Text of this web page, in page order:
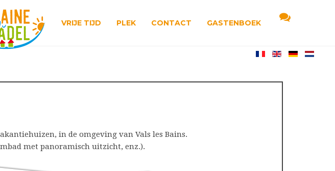
VRIJE TIJD PLEK CONTACT GASTENBOEK
in de omgeving van Vals les Bains.
met panoramisch uitzicht, enz.).